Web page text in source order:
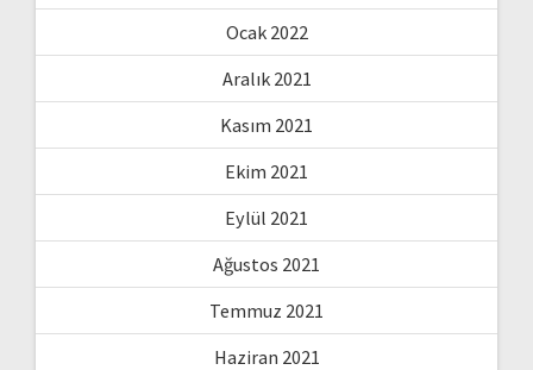
Ocak 2022
Aralık 2021
Kasım 2021
Ekim 2021
Eylül 2021
Ağustos 2021
Temmuz 2021
Haziran 2021